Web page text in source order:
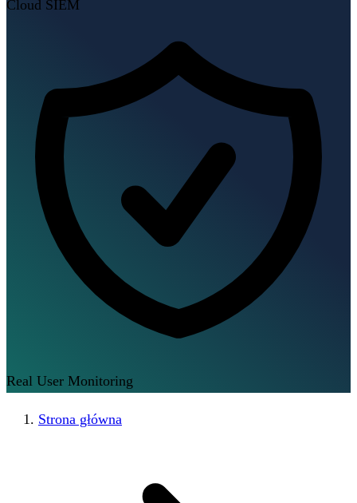
Cloud SIEM
Real User Monitoring
Strona główna